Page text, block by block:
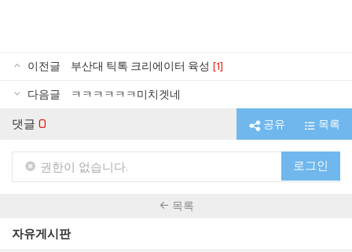
이전글 부산대 틱톡 크리에이터 육성 [1]
다음글
ㅋㅋㅋㅋㅋㅋ미치겟네
댓글 0 공유 목록
권한이 없습니다. 로그인
목록
자유게시판